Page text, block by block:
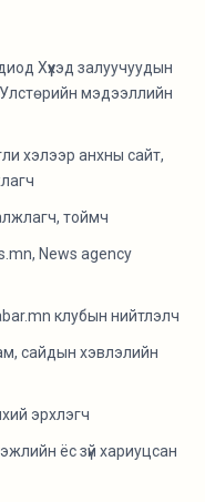
Хүүхэд залуучуудын
Улстөрийн мэдээллийн
хэлээр анхны сайт,
тоймч
News agency
клубын нийтлэлч
сайдын хэвлэлийн
эрхлэгч
ёс зүй хариуцсан